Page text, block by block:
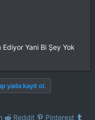
Ediyor Yani Bi Şey Yok
yada kayıt ol.
Reddit
Pinterest